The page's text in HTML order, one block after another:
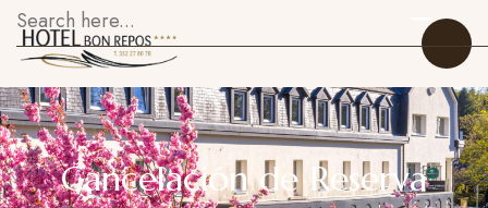
Cancelación de Reserva